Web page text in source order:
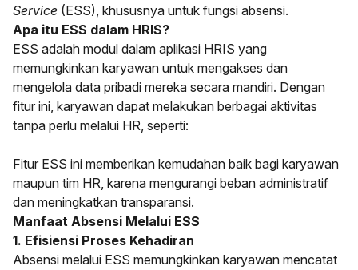
Service (ESS), khususnya untuk fungsi absensi.
Apa itu ESS dalam HRIS?
ESS adalah modul dalam aplikasi HRIS yang
memungkinkan karyawan untuk mengakses dan
mengelola data pribadi mereka secara mandiri. Dengan
fitur ini, karyawan dapat melakukan berbagai aktivitas
tanpa perlu melalui HR, seperti:
Fitur ESS ini memberikan kemudahan baik bagi karyawan
maupun tim HR, karena mengurangi beban administratif
dan meningkatkan transparansi.
Manfaat Absensi Melalui ESS
1. Efisiensi Proses Kehadiran
Absensi melalui ESS memungkinkan karyawan mencatat